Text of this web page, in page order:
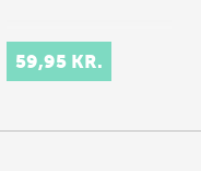
59,95 KR.